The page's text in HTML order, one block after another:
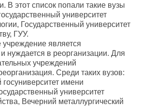
В этот список попали такие вузы
университет
Государственный университет
ГУУ.
учреждение является
нуждается в реорганизации. Для
учреждений
Среди таких вузов:
имени
университет
Вечерний металлургический